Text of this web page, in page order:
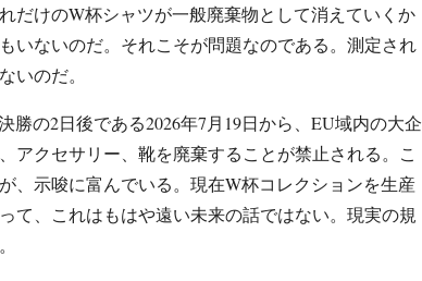
だけのW杯シャツが一般廃棄物として消えていくか
いないのだ。それこそが問題なのである。測定され
いのだ。
勝の2日後である2026年7月19日から、EU域内の大企
アクセサリー、靴を廃棄することが禁止される。こ
、示唆に富んでいる。現在W杯コレクションを生産
て、これはもはや遠い未来の話ではない。現実の規